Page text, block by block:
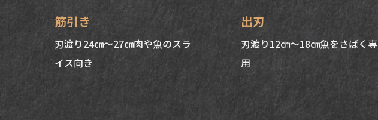
筋引き
刃渡り24㎝～27㎝肉や魚のスラ
イス向き
出刃
刃渡り12㎝～18㎝魚をさばく専
用